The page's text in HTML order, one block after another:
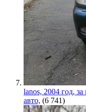
lanos, 2004 год,
авто, (6 741)